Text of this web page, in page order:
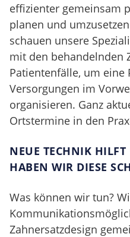
effizienter gemeinsam
planen und
schauen unsere
mit den behandelnden
Patientenfälle, um eine
Versorgungen im
organisieren. Ganz
Ortstermine in den
NEUE TECHNIK
HABEN WIR DIESE
Was können wir tun?
Zahnersatzdesign